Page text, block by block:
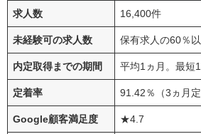
求人数 16,400件
未経験可の求人数 保有求人の60％
内定取得までの期間 平均1ヵ月。最短
定着率 91.42％（3ヵ月定
Google顧客満足度 ★4.7